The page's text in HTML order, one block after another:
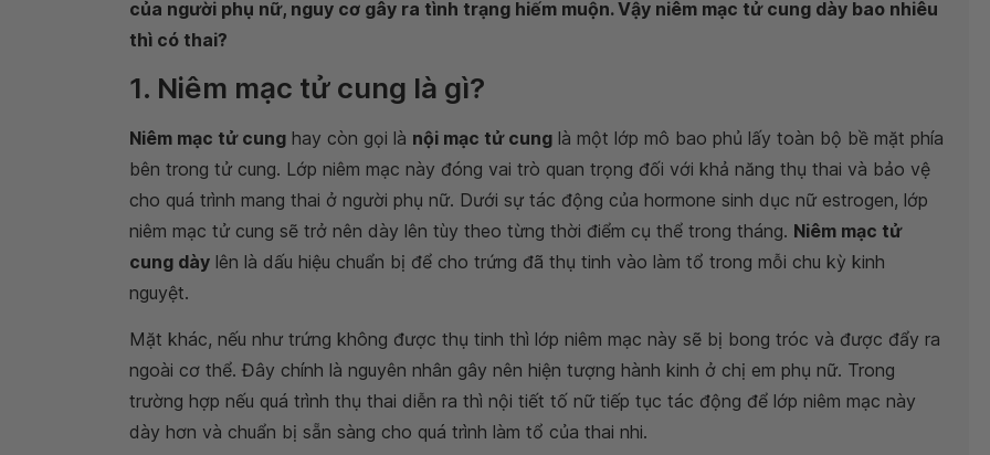
của người phụ nữ, nguy cơ gây ra tình trạng hiếm muộn. Vậy niêm mạc tử cung dày bao nhiêu
thì có thai?
1. Niêm mạc tử cung là gì?
Niêm mạc tử cung hay còn gọi là nội mạc tử cung là một lớp mô bao phủ lấy toàn bộ bề mặt phía
bên trong tử cung. Lớp niêm mạc này đóng vai trò quan trọng đối với khả năng thụ thai và bảo vệ
cho quá trình mang thai ở người phụ nữ. Dưới sự tác động của hormone sinh dục nữ estrogen, lớp
niêm mạc tử cung sẽ trở nên dày lên tùy theo từng thời điểm cụ thể trong tháng. Niêm mạc tử
cung dày lên là dấu hiệu chuẩn bị để cho trứng đã thụ tinh vào làm tổ trong mỗi chu kỳ kinh
nguyệt.
Mặt khác, nếu như trứng không được thụ tinh thì lớp niêm mạc này sẽ bị bong tróc và được đẩy ra
ngoài cơ thể. Đây chính là nguyên nhân gây nên hiện tượng hành kinh ở chị em phụ nữ. Trong
trường hợp nếu quá trình thụ thai diễn ra thì nội tiết tố nữ tiếp tục tác động để lớp niêm mạc này
dày hơn và chuẩn bị sẵn sàng cho quá trình làm tổ của thai nhi.